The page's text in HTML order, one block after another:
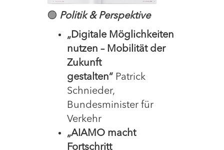
🟢 Politik & Perspektive
„Digitale Möglichkeiten
nutzen – Mobilität der
Zukunft
gestalten“ Patrick
Schnieder,
Bundesminister für
Verkehr
„AIAMO macht
Fortschritt